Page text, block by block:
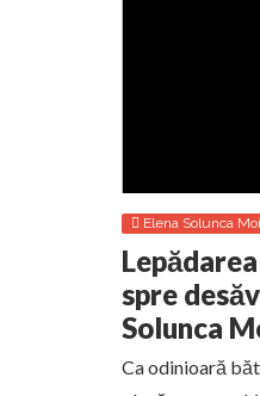
Elena Solunca
spre
Solunca
Ca odinioară